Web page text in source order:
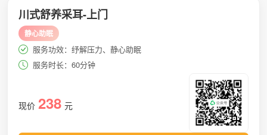
川式舒养采耳-上门
静心助眠
服务功效：纾解压力、静心助眠
服务时长：60分钟
现价 238 元